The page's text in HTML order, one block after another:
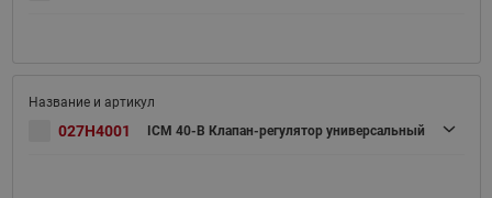
027H4001 ICM 40-B Клапан-регулятор универсальный